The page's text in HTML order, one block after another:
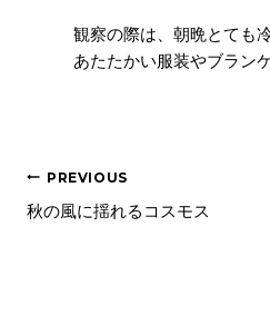
観察の際は、朝晩とても
あたたかい服装やブラン
PREVIOUS
秋の風に揺れるコスモス